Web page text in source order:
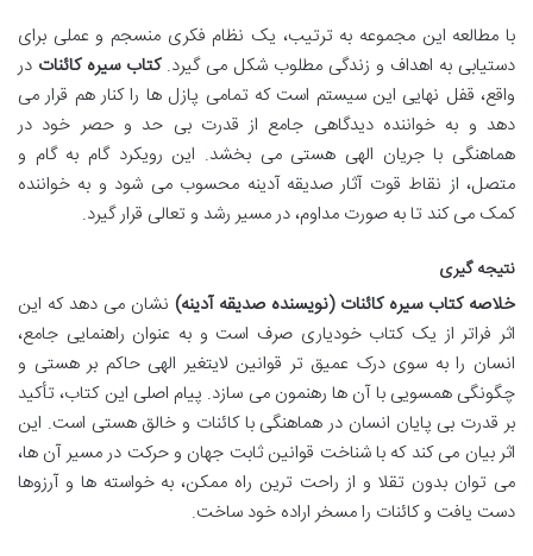
با مطالعه این مجموعه به ترتیب، یک نظام فکری منسجم و عملی برای
دستیابی به اهداف و زندگی مطلوب شکل می گیرد.کتاب سیره کائنات در
واقع، قفل نهایی این سیستم است که تمامی پازل ها را کنار هم قرار می
دهد و به خواننده دیدگاهی جامع از قدرت بی حد و حصر خود در
هماهنگی با جریان الهی هستی می بخشد. این رویکرد گام به گام و
متصل، از نقاط قوت آثار صدیقه آدینه محسوب می شود و به خواننده
کمک می کند تا به صورت مداوم، در مسیر رشد و تعالی قرار گیرد.
نتیجه گیری
خلاصه کتاب سیره کائنات (نویسنده صدیقه آدینه) نشان می دهد که این
اثر فراتر از یک کتاب خودیاری صرف است و به عنوان راهنمایی جامع،
انسان را به سوی درک عمیق تر قوانین لایتغیر الهی حاکم بر هستی و
چگونگی همسویی با آن ها رهنمون می سازد. پیام اصلی این کتاب، تأکید
بر قدرت بی پایان انسان در هماهنگی با کائنات و خالق هستی است. این
اثر بیان می کند که با شناخت قوانین ثابت جهان و حرکت در مسیر آن ها،
می توان بدون تقلا و از راحت ترین راه ممکن، به خواسته ها و آرزوها
دست یافت و کائنات را مسخر اراده خود ساخت.